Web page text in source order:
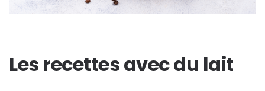
Les recettes avec du lait